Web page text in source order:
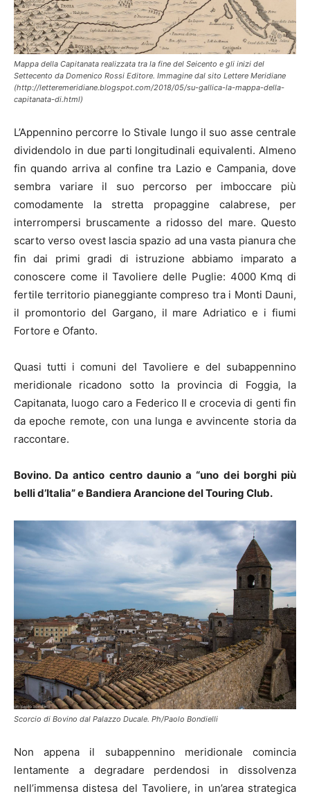
Mappa della Capitanata realizzata tra la fine del Seicento e gli inizi del
Settecento da Domenico Rossi Editore. Immagine dal sito Lettere Meridiane
(http://letteremeridiane.blogspot.com/2018/05/su-gallica-la-mappa-della-
capitanata-di.html)
L’Appennino percorre lo Stivale lungo il suo asse centrale
dividendolo in due parti longitudinali equivalenti. Almeno
fin quando arriva al confine tra Lazio e Campania, dove
sembra variare il suo percorso per imboccare più
comodamente la stretta propaggine calabrese, per
interrompersi bruscamente a ridosso del mare. Questo
scarto verso ovest lascia spazio ad una vasta pianura che
fin dai primi gradi di istruzione abbiamo imparato a
conoscere come il Tavoliere delle Puglie: 4000 Kmq di
fertile territorio pianeggiante compreso tra i Monti Dauni,
il promontorio del Gargano, il mare Adriatico e i fiumi
Fortore e Ofanto.
Quasi tutti i comuni del Tavoliere e del subappennino
meridionale ricadono sotto la provincia di Foggia, la
Capitanata, luogo caro a Federico II e crocevia di genti fin
da epoche remote, con una lunga e avvincente storia da
raccontare.
Bovino. Da antico centro daunio a “uno dei borghi più
belli d’Italia” e Bandiera Arancione del Touring Club.
Scorcio di Bovino dal Palazzo Ducale. Ph/Paolo Bondielli
Non appena il subappennino meridionale comincia
lentamente a degradare perdendosi in dissolvenza
nell’immensa distesa del Tavoliere, in un’area strategica